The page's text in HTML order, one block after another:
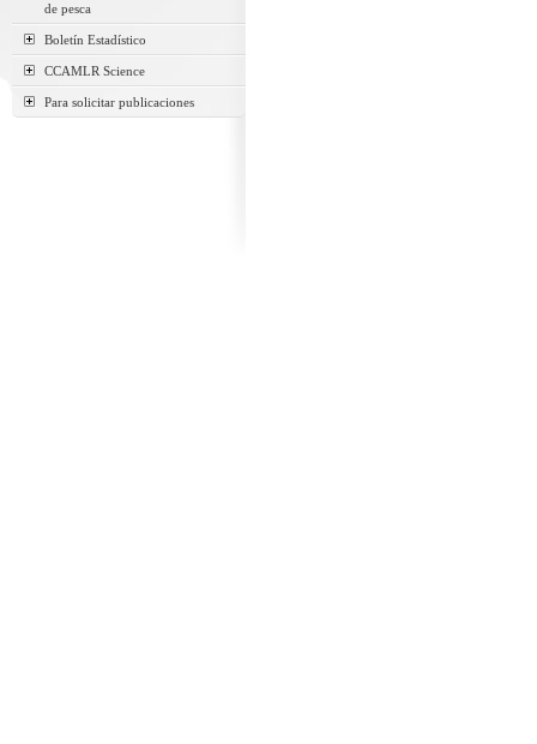
de pesca
Boletín Estadístico
CCAMLR Science
Para solicitar publicaciones